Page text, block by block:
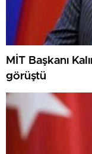
MİT Başkanı
görüştü